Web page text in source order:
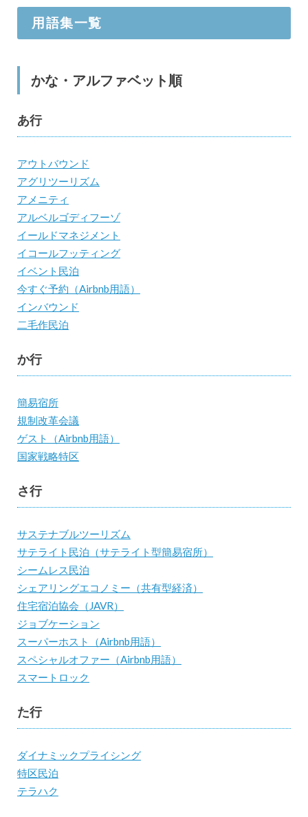
用語集一覧
かな・アルファベット順
あ行
アウトバウンド
アグリツーリズム
アメニティ
アルベルゴディフーゾ
イールドマネジメント
イコールフッティング
イベント民泊
今すぐ予約（Airbnb用語）
インバウンド
二毛作民泊
か行
簡易宿所
規制改革会議
ゲスト（Airbnb用語）
国家戦略特区
さ行
サステナブルツーリズム
サテライト民泊（サテライト型簡易宿所）
シームレス民泊
シェアリングエコノミー（共有型経済）
住宅宿泊協会（JAVR）
ジョブケーション
スーパーホスト（Airbnb用語）
スペシャルオファー（Airbnb用語）
スマートロック
た行
ダイナミックプライシング
特区民泊
テラハク